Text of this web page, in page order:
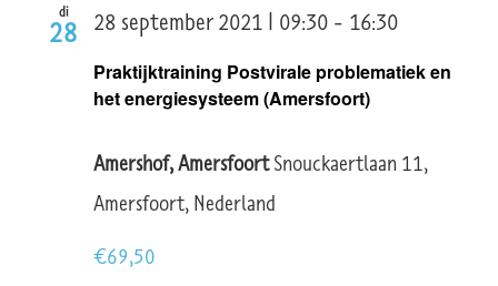
di
28
Praktijktraining Postvirale problematiek en
het energiesysteem (Amersfoort)
28 september 2021 | 09:30 - 16:30
Amershof, AmersfoortSnouckaertlaan 11,
Amersfoort, Nederland
€69,50